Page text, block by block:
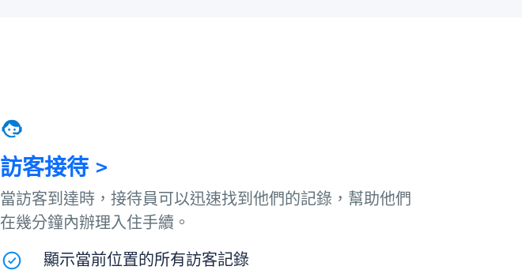
訪客接待 >
當訪客到達時，接待員可以迅速找到他們的記錄，幫助他們
在幾分鐘內辦理入住手續。
顯示當前位置的所有訪客記錄